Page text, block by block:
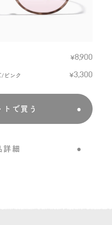
¥8,900
ピンク ¥3,300
トで買う
詳細